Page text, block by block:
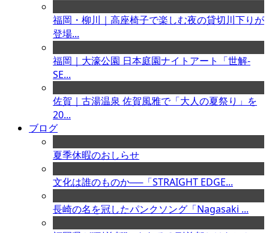
福岡・柳川｜高座椅子で楽しむ夜の貸切川下りが
登場...
福岡｜大濠公園 日本庭園ナイトアート「世解-
SE...
佐賀｜古湯温泉 佐賀風雅で「大人の夏祭り」を
20...
ブログ
夏季休暇のおしらせ
文化は誰のものか──「STRAIGHT EDGE...
長崎の名を冠したパンクソング「Nagasaki ...